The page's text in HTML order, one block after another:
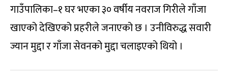
गाउँपालिका–१ घर भएका ३० वर्षीय नवराज गिरीले गाँजा
खाएको देखिएको प्रहरीले जनाएको छ । उनीविरुद्ध सवारी
ज्यान मुद्दा र गाँजा सेवनको मुद्दा चलाइएको थियो ।